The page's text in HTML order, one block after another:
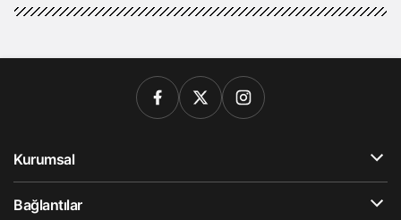
Kurumsal
Bağlantılar